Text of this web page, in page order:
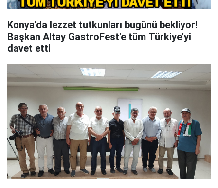
Konya'da lezzet tutkunları bugünü bekliyor!
Başkan Altay GastroFest'e tüm Türkiye'yi
davet etti